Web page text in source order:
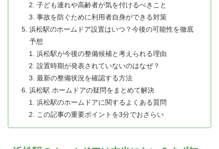
子ども連れや高齢者が気を付けるべきこと
事故を防ぐために利用者自身ができる対策
浜松駅のホームドア設置はいつ？今後の可能性を徹底
予想
浜松駅が今後の整備候補と考えられる理由
設置時期が発表されていないのはなぜ？
最新の整備状況を確認する方法
浜松駅 ホームドアの疑問をまとめて解決
浜松駅のホームドアに関するよくある質問
この記事の重要ポイントを3分でおさらい